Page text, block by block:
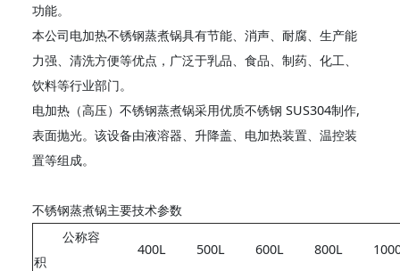
功能。
本公司电加热不锈钢蒸煮锅具有节能、消声、耐腐、生产能
力强、清洗方便等优点，广泛于乳品、食品、制药、化工、
饮料等行业部门。
电加热（高压）不锈钢蒸煮锅采用优质不锈钢 SUS304制作,
表面抛光。该设备由液溶器、升降盖、电加热装置、温控装
置等组成。
不锈钢蒸煮锅主要技术参数
公称容
积
400L 500L 600L 800L